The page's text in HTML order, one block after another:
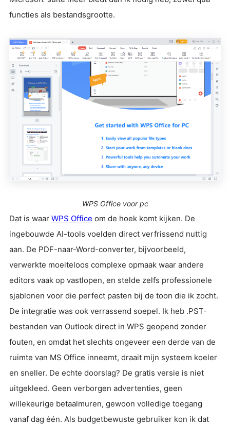
functies als bestandsgrootte.
WPS Office voor pc
Dat is waar WPS Office om de hoek komt kijken. De
ingebouwde AI-tools voelden direct verfrissend nuttig
aan. De PDF-naar-Word-converter, bijvoorbeeld,
verwerkte moeiteloos complexe opmaak waar andere
editors vaak op vastlopen, en stelde zelfs professionele
sjablonen voor die perfect pasten bij de toon die ik zocht.
De integratie was ook verrassend soepel. Ik heb .PST-
bestanden van Outlook direct in WPS geopend zonder
fouten, en omdat het slechts ongeveer een derde van de
ruimte van MS Office inneemt, draait mijn systeem koeler
en sneller. De echte doorslag? De gratis versie is niet
uitgekleed. Geen verborgen advertenties, geen
willekeurige betaalmuren, gewoon volledige toegang
vanaf dag één. Als budgetbewuste gebruiker kon ik dat